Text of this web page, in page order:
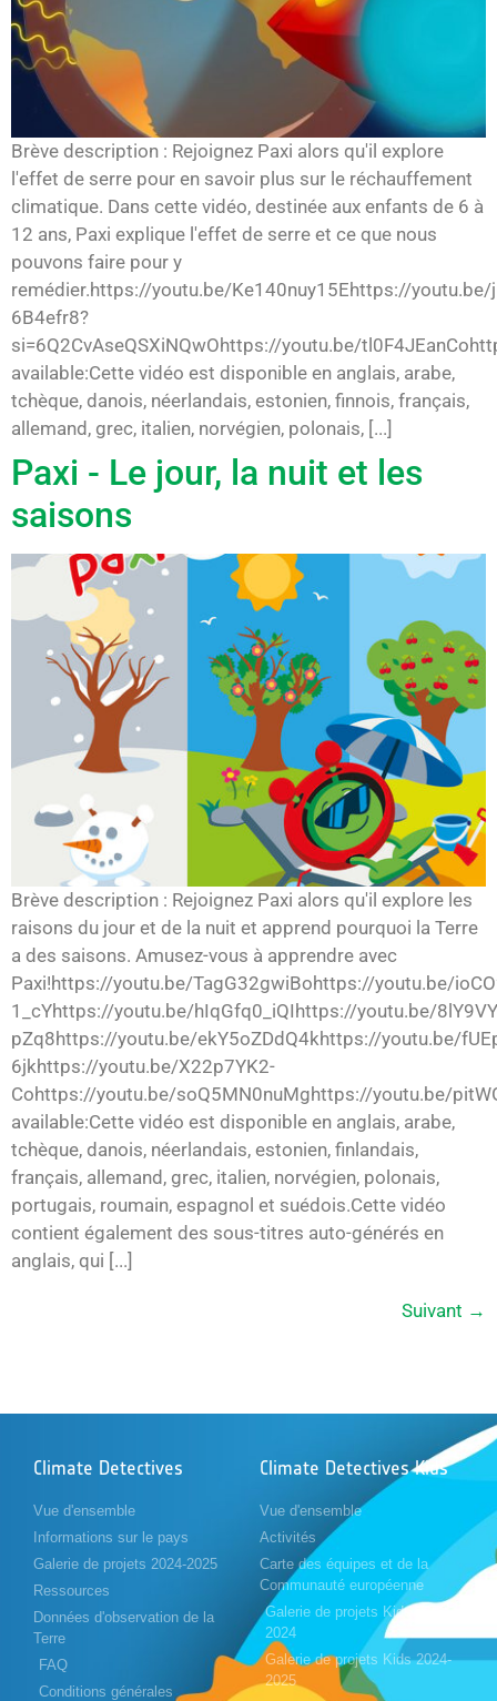
Brève description : Rejoignez Paxi alors qu'il explore
l'effet de serre pour en savoir plus sur le réchauffement
climatique. Dans cette vidéo, destinée aux enfants de 6 à
12 ans, Paxi explique l'effet de serre et ce que nous
pouvons faire pour y
remédier.https://youtu.be/Ke140nuy15Ehttps://youtu.be/
6B4efr8?
si=6Q2CvAseQSXiNQwOhttps://youtu.be/
available:Cette vidéo est disponible en anglais, arabe,
tchèque, danois, néerlandais, estonien, finnois, français,
allemand, grec, italien, norvégien, polonais, [...]
Paxi - Le jour, la nuit et les
saisons
Brève description : Rejoignez Paxi alors qu'il explore les
raisons du jour et de la nuit et apprend pourquoi la Terre
a des saisons. Amusez-vous à apprendre avec
Paxi!https://youtu.be/TagG32gwiBohttps://youtu.be/
1_cYhttps://youtu.be/hIqGfq0_iQIhttps://youtu.be/
pZq8https://youtu.be/ekY5oZDdQ4khttps://youtu.be/
6jkhttps://youtu.be/X22p7YK2-
Cohttps://youtu.be/soQ5MN0nuMghttps://youtu.be/
available:Cette vidéo est disponible en anglais, arabe,
tchèque, danois, néerlandais, estonien, finlandais,
français, allemand, grec, italien, norvégien, polonais,
portugais, roumain, espagnol et suédois.Cette vidéo
contient également des sous-titres auto-générés en
anglais, qui [...]
Suivant →
Climate Detectives
Vue d'ensemble
Informations sur le pays
Galerie de projets 2024-2025
Ressources
Données d'observation de la
Terre
FAQ
Conditions générales
Climate Detectives Kids
Vue d'ensemble
Activités
Carte des équipes et de la
Communauté européenne
Galerie de projets Kids 2023-
2024
Galerie de projets Kids 2024-
2025